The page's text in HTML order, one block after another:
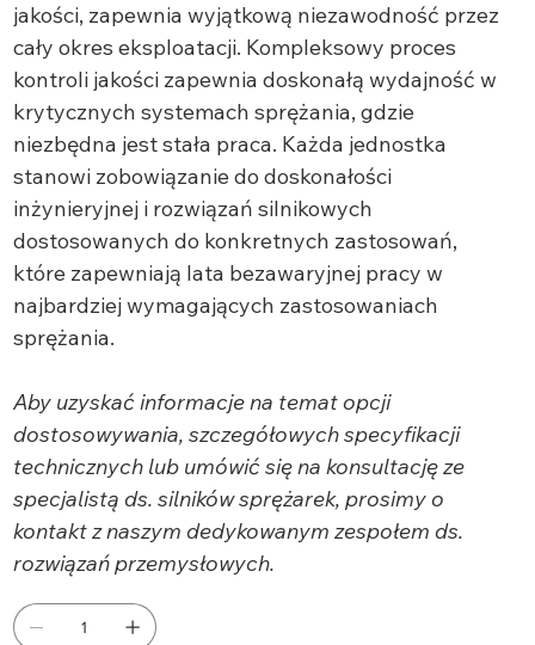
jakości, zapewnia wyjątkową niezawodność przez
cały okres eksploatacji. Kompleksowy proces
kontroli jakości zapewnia doskonałą wydajność w
krytycznych systemach sprężania, gdzie
niezbędna jest stała praca. Każda jednostka
stanowi zobowiązanie do doskonałości
inżynieryjnej i rozwiązań silnikowych
dostosowanych do konkretnych zastosowań,
które zapewniają lata bezawaryjnej pracy w
najbardziej wymagających zastosowaniach
sprężania.
Aby uzyskać informacje na temat opcji
dostosowywania, szczegółowych specyfikacji
technicznych lub umówić się na konsultację ze
specjalistą ds. silników sprężarek, prosimy o
kontakt z naszym dedykowanym zespołem ds.
rozwiązań przemysłowych.